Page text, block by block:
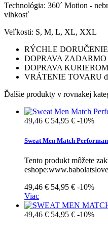
Technológia: 360´ Motion -
vlhkosť
Veľkosti: S, M, L, XL, XXL
RÝCHLE DORUČENIE
DOPRAVA
DOPRAVA
VRÁTENIE TOVARU
Ďalšie produkty v rovnakej
49,46 € 54,95 € -10%
Sweat Men Match
Tento produkt môžete
49,46 € 54,95 € -10%
Viac
49,46 € 54,95 € -10%